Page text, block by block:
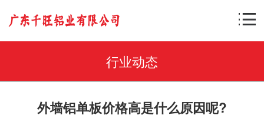
行业动态
外墙铝单板价格高是什么原因呢?